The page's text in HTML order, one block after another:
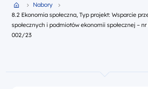
Przejdź do strony głównej portalu
Nabory
8.2 Ekonomia społeczna, Typ projekt: Wsparcie
społecznych i podmiotów ekonomii społecznej –
002/23